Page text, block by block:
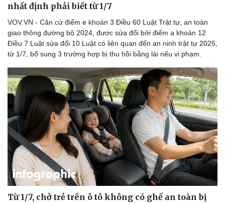
Doanh nghiệp
Doanh nhân
Vì cộng đồng
Công nghệ
Tin Công nghệ
Trải nghiệm
Chuyển đổi số
nhất định phải biết từ 1/7
VOV.VN - Căn cứ điểm e khoản 3 Điều 60 Luật Trật tự, an toàn
giao thông đường bộ 2024, được sửa đổi bởi điểm a khoản 12
Điều 7 Luật sửa đổi 10 Luật có liên quan đến an ninh trật tự 2025,
từ 1/7, bổ sung 3 trường hợp bị thu hồi bằng lái nếu vi phạm.
Từ 1/7, chở trẻ trên ô tô không có ghế an toàn bị